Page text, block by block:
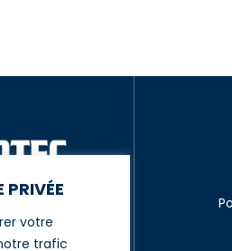
PRIVÉE
votre
trafic
dans
(78).